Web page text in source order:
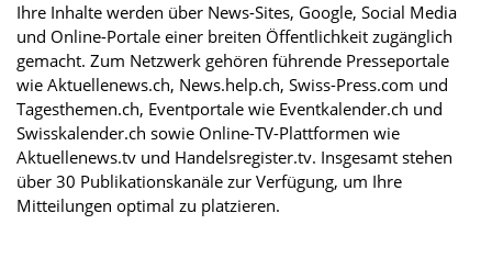
Ihre Inhalte werden über News-Sites, Google, Social Media
und Online-Portale einer breiten Öffentlichkeit zugänglich
gemacht. Zum Netzwerk gehören führende Presseportale
wie Aktuellenews.ch, News.help.ch, Swiss-Press.com und
Tagesthemen.ch, Eventportale wie Eventkalender.ch und
Swisskalender.ch sowie Online-TV-Plattformen wie
Aktuellenews.tv und Handelsregister.tv. Insgesamt stehen
über 30 Publikationskanäle zur Verfügung, um Ihre
Mitteilungen optimal zu platzieren.